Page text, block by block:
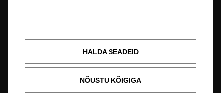
Tulevik kuulub kõigile © Opel 2026
Küpsiste poliitika
Ümbertöötlemine
HALDA SEADEID
NÕUSTU KÕIGIGA